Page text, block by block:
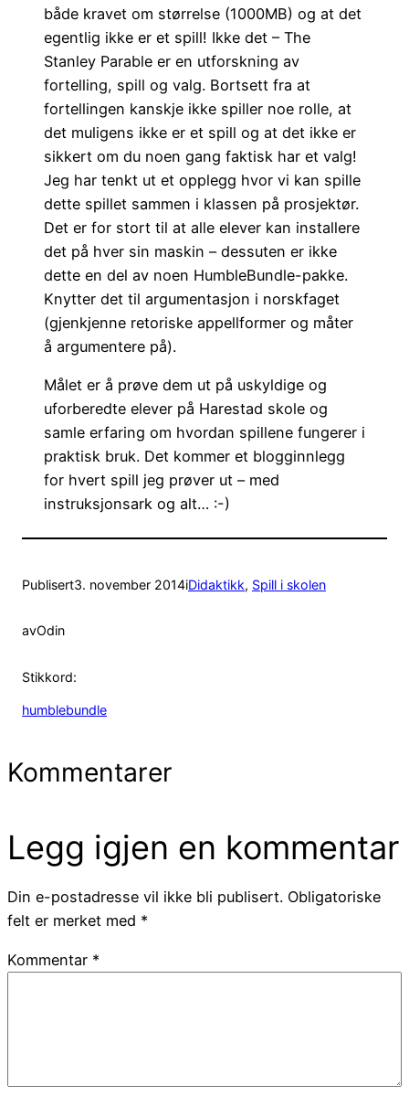
både kravet om størrelse (1000MB) og at det
egentlig ikke er et spill! Ikke det – The
Stanley Parable er en utforskning av
fortelling, spill og valg. Bortsett fra at
fortellingen kanskje ikke spiller noe rolle, at
det muligens ikke er et spill og at det ikke er
sikkert om du noen gang faktisk har et valg!
Jeg har tenkt ut et opplegg hvor vi kan spille
dette spillet sammen i klassen på prosjektør.
Det er for stort til at alle elever kan installere
det på hver sin maskin – dessuten er ikke
dette en del av noen HumbleBundle-pakke.
Knytter det til argumentasjon i norskfaget
(gjenkjenne retoriske appellformer og måter
å argumentere på).
Målet er å prøve dem ut på uskyldige og
uforberedte elever på Harestad skole og
samle erfaring om hvordan spillene fungerer i
praktisk bruk. Det kommer et blogginnlegg
for hvert spill jeg prøver ut – med
instruksjonsark og alt… :-)
Publisert3. november 2014iDidaktikk, Spill i skolen
avOdin
Stikkord:
humblebundle
Kommentarer
Legg igjen en kommentar
Din e-postadresse vil ikke bli publisert. Obligatoriske
felt er merket med *
Kommentar *